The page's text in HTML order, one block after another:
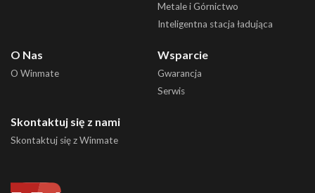
Metale i Górnictwo
Inteligentna stacja ładująca
O Nas
O Winmate
Wsparcie
Gwarancja
Serwis
Skontaktuj się z nami
Skontaktuj się z Winmate